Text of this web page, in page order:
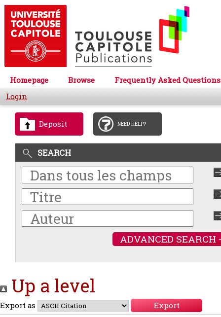
Homepage Browse
Frequently Asked Questions
Login
Deposit NEED HELP?
SEARCH
ADVANCED SEARCH
Up a level
Export as